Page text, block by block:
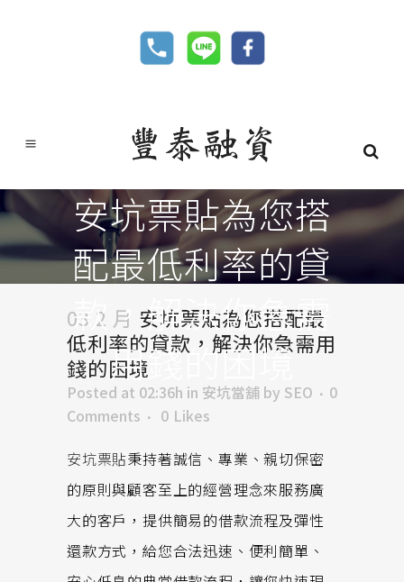
安坑票貼為您搭
配最低利率的貸
款，解決你急需
用錢的困境
03 2 月 安坑票貼為您搭配最
低利率的貸款，解決你急需用
錢的困境
Posted at 02:36h in 安坑當舖 by SEO
0
Comments
0 Likes
安坑票貼秉持著誠信、專業、親切保密
的原則與顧客至上的經營理念來服務廣
大的客戶，提供簡易的借款流程及彈性
還款方式，給您合法迅速、便利簡單、